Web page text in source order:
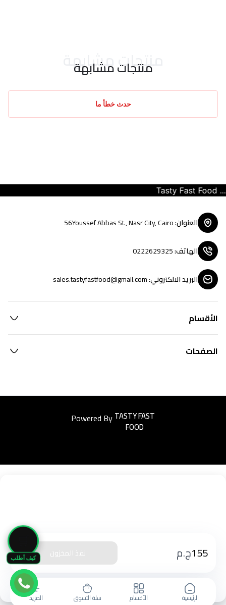
كيف أطلب
منتجات مشابهة
منتجات مشابهة
حدث خطأ ما
155ج.م نفذ المخزون
الرئيسية الأقسام سلة التسوق المزيد
Tasty Fast Food ...
العنوان:
56Youssef Abbas St., Nasr City, Cairo
الهاتف:
0222629325
البريد الالكتروني:
sales.tastyfastfood@gmail.com
الأقسام
الصفحات
Powered ByEasyorders